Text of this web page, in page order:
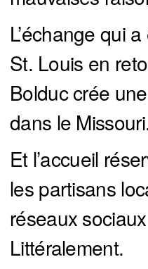
L’échange qui
St. Louis en
Bolduc crée
dans le
Et l’accueil
les partisans
réseaux
Littéralement.